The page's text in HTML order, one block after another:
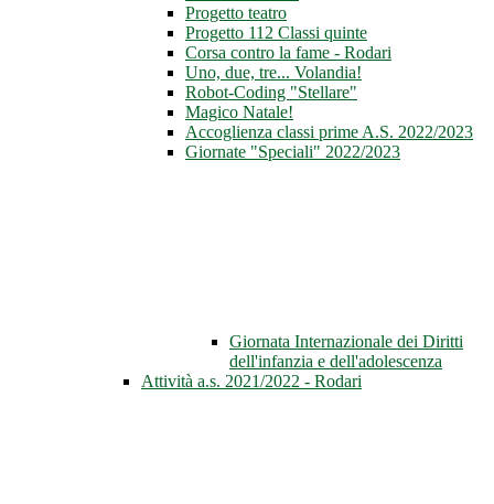
Progetto teatro
Progetto 112 Classi quinte
Corsa contro la fame - Rodari
Uno, due, tre... Volandia!
Robot-Coding "Stellare"
Magico Natale!
Accoglienza classi prime A.S. 2022/2023
Giornate "Speciali" 2022/2023
Giornata Internazionale dei Diritti
dell'infanzia e dell'adolescenza
Attività a.s. 2021/2022 - Rodari